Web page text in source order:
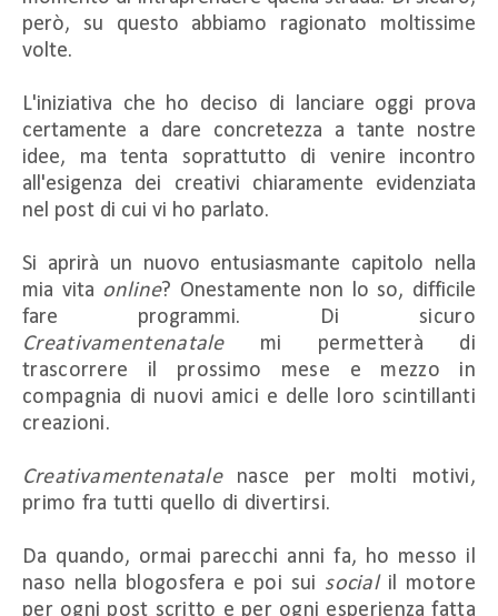
però, su questo abbiamo ragionato moltissime
volte.
L'iniziativa che ho deciso di lanciare oggi prova
certamente a dare concretezza a tante nostre
idee, ma tenta soprattutto di venire incontro
all'esigenza dei creativi chiaramente evidenziata
nel post di cui vi ho parlato.
Si aprirà un nuovo entusiasmante capitolo nella
mia vita online? Onestamente non lo so, difficile
fare programmi.
Di sicuro
Creativamentenatalemi permetterà di
trascorrere il prossimo mese e mezzo in
compagnia di nuovi amici e delle loro scintillanti
creazioni.
Creativamentenatalenasce per molti motivi,
primo fra tutti quello di divertirsi.
Da quando, ormai parecchi anni fa, ho messo il
naso nella blogosfera e poi sui socialil motore
per ogni post scritto e per ogni esperienza fatta